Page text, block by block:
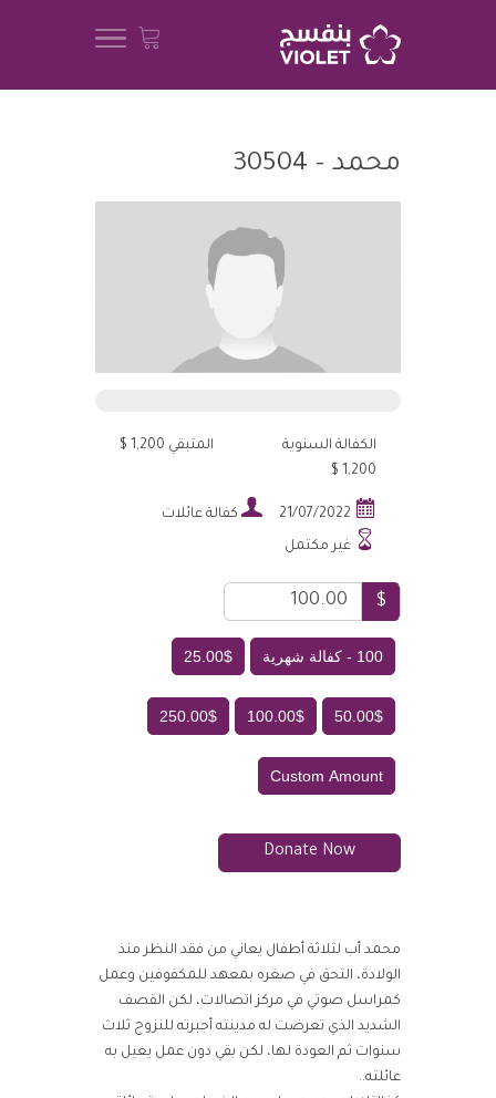
محمد – 30504
الكفالة السنوية
1,200 $
المتبقي 1,200 $

21/07/2022
 كفالة عائلات
 غير مكتمل
$
100 - كفالة شهرية 25.00$
50.00$
100.00$
250.00$
Custom Amount
Donate Now
محمد أب لثلاثة أطفال يعاني من فقد النظر منذ
الولادة، التحق في صغره بمعهد للمكفوفين وعمل
كمراسل صوتي في مركز اتصالات، لكن القصف
الشديد الذي تعرضت له مدينته أجبرته للنزوح ثلاث
سنوات ثم العودة لها، لكن بقي دون عمل يعيل به
عائلته..